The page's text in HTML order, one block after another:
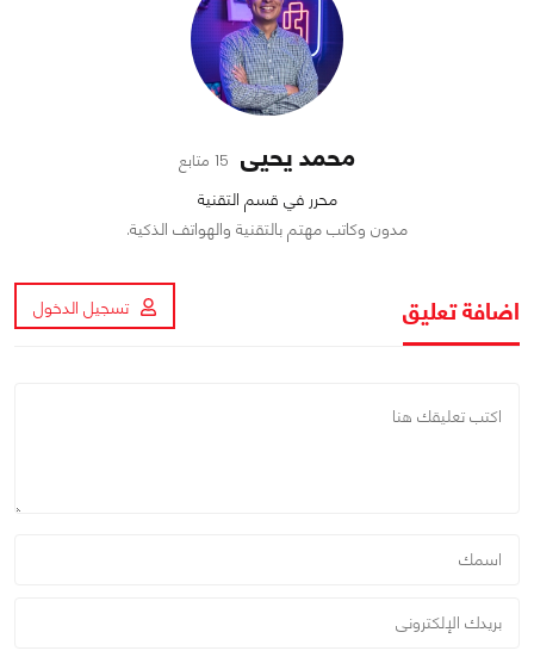
محمد يحيى 15 متابع
محرر في قسم التقنية
مدون وكاتب مهتم بالتقنية والهواتف الذكية.
اضافة تعليق تسجيل الدخول